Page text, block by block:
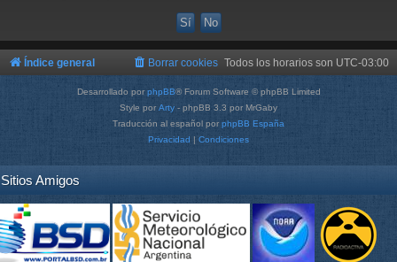
Índice general Todos los horarios son UTC-03:00
Borrar cookies
Desarrollado porphpBB® Forum Software © phpBB Limited
Style por Arty - phpBB 3.3 por MrGaby
Traducción al español por phpBB España
Privacidad | Condiciones
Sitios Amigos